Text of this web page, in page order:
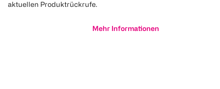
aktuellen Produktrückrufe.
Mehr Informationen